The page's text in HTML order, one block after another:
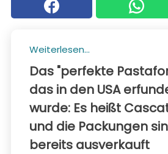
Weiterlesen...
Das "perfekte
das in den USA
wurde: Es heißt
und die Packungen
bereits ausverkauft